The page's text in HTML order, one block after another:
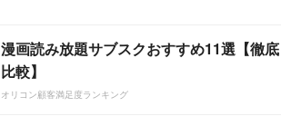
漫画読み放題サブスクおすすめ11選【徹底
比較】
オリコン顧客満足度ランキング